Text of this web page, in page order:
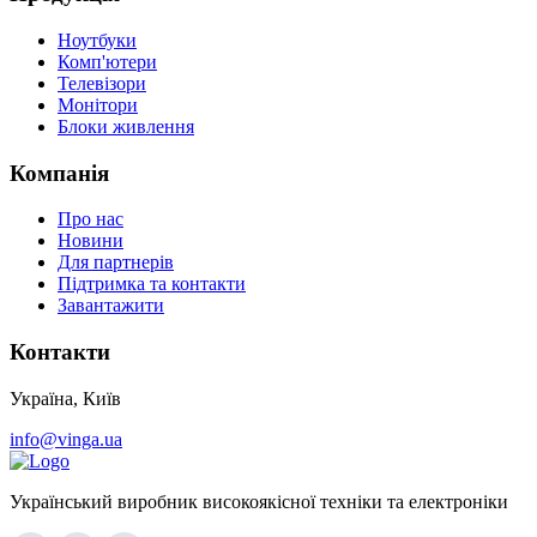
Ноутбуки
Комп'ютери
Телевізори
Монітори
Блоки живлення
Компанія
Про нас
Новини
Для партнерів
Підтримка та контакти
Завантажити
Контакти
Україна, Київ
info@vinga.ua
Український виробник високоякісної техніки та електроніки